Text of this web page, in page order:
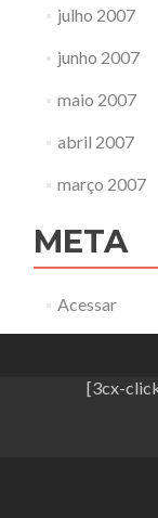
julho 2007
junho 2007
maio 2007
abril 2007
março 2007
META
Acessar
[3cx-